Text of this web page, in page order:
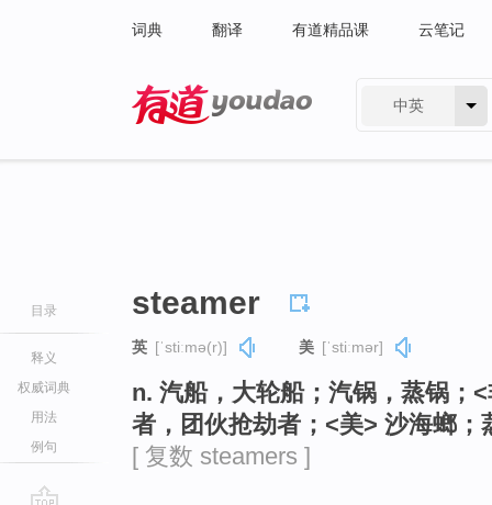
词典 翻译 有道精品课 云笔记
中英
目录
释义
权威词典
用法
例句
steamer
英 [ˈstiːmə(r)] 美 [ˈstiːmər]
n. 汽船，大轮船；汽锅，蒸锅；
者，团伙抢劫者；<美> 沙海螂；
[ 复数 steamers ]